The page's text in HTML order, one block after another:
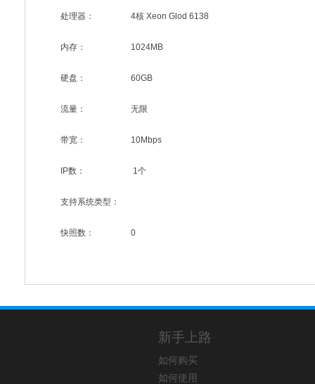
处理器： 4核 Xeon Glod 6138
内存： 1024MB
硬盘： 60GB
流量： 无限
带宽： 10Mbps
IP数： 1个
支持系统类型：
快照数： 0
新手上路
如何购买
如何使用